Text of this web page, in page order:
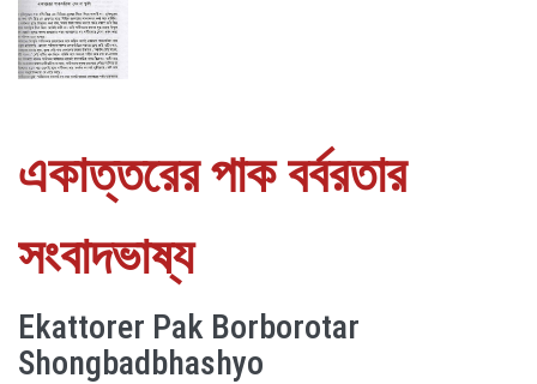
একাত্তরের পাক বর্বরতার
সংবাদভাষ্য
Ekattorer Pak Borborotar
Shongbadbhashyo